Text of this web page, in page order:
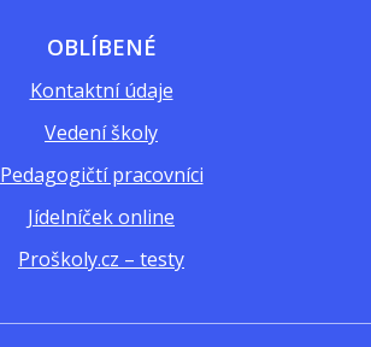
OBLÍBENÉ
Kontaktní údaje
Vedení školy
Pedagogičtí pracovníci
Jídelníček online
Proškoly.cz – testy